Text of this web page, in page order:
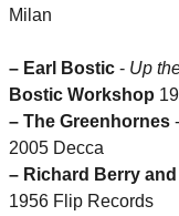
Milan
– Earl Bostic - Up
Bostic Workshop
– The Greenhornes -
2005 Decca
– Richard Berry
1956 Flip Records